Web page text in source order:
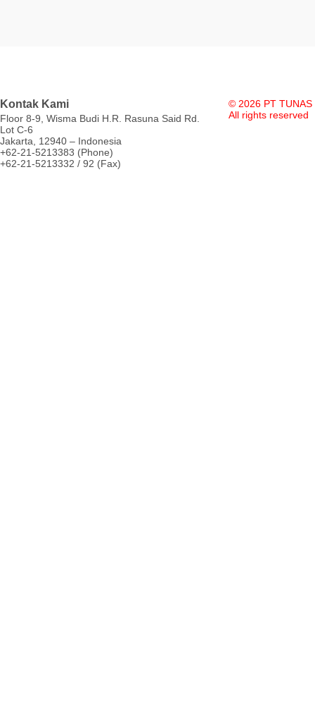
Kontak Kami
Floor 8-9, Wisma Budi H.R. Rasuna Said Rd.
Lot C-6
Jakarta, 12940 – Indonesia
+62-21-5213383 (Phone)
+62-21-5213332 / 92 (Fax)
© 2026 PT TUNAS
All rights reserved